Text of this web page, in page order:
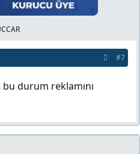
#7
durum reklamını